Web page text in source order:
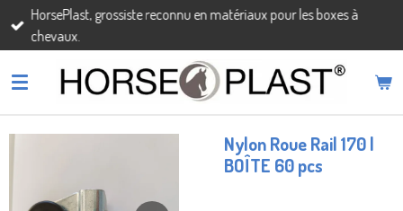
Passer
principal
HorsePlast, grossiste reconnu en matériaux pour les boxes à
chevaux.
Nylon Roue Rail 170 |
BOÎTE 60 pcs